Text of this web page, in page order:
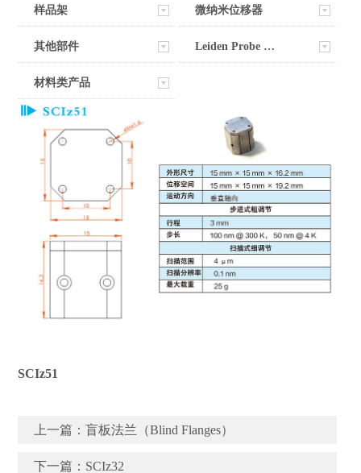
样品架 微纳米位移器
其他部件 Leiden Probe Microscopy
材料类产品
SCIz51
上一篇：盲板法兰（Blind Flanges）
下一篇： SCIz32